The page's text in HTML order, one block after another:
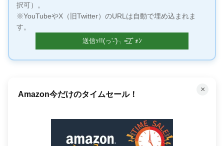
択可）。
※YouTubeやX（旧Twitter）のURLは自動で埋め込まれま
す。
×
何百万もの曲が聴き放題！